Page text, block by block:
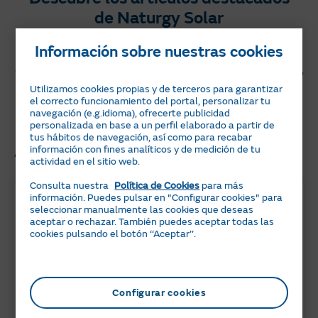
de Naturgy Solar
En nuestro blog encontrarás consejos y
artículos relacionado con el ahorro energético,
autoconsumo, sostenibilidad y mucho más.
¡No te lo pierdas!
Artículos Relacionados
05 JULIO 2024 6 min
Información sobre nuestras cookies
Utilizamos cookies propias y de terceros para garantizar
el correcto funcionamiento del portal, personalizar tu
navegación (e.g.idioma), ofrecerte publicidad
personalizada en base a un perfil elaborado a partir de
tus hábitos de navegación, así como para recabar
información con fines analíticos y de medición de tu
actividad en el sitio web.
Consulta nuestra Política de Cookies para más
información. Puedes pulsar en "Configurar cookies" para
seleccionar manualmente las cookies que deseas
aceptar o rechazar. También puedes aceptar todas las
cookies pulsando el botón ‘‘Aceptar’’.
Configurar cookies